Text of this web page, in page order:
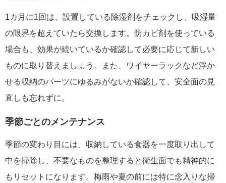
1カ月に1回は、設置している除湿剤をチェックし、吸湿量
の限界を超えていたら交換します。防カビ剤を使っている
場合も、効果が続いているか確認して必要に応じて新しい
ものに取り替えましょう。また、ワイヤーラックなど浮か
せる収納のパーツにゆるみがないか確認して、安全面の見
直しも忘れずに。
季節ごとのメンテナンス
季節の変わり目には、収納している食器を一度取り出して
中を掃除し、不要なものを整理すると衛生面でも精神的に
もリセットになります。梅雨や夏の前には特に念入りな掃